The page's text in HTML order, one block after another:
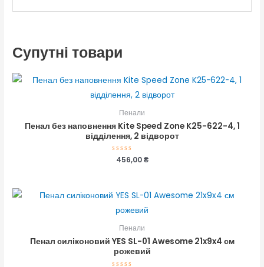
Супутні товари
Пенали
Пенал без наповнення Kite Speed Zone K25-622-4, 1
відділення, 2 відворот
Оцінено
456,00₴
Пенали
Пенал силіконовий YES SL-01 Awesome 21x9x4 см
рожевий